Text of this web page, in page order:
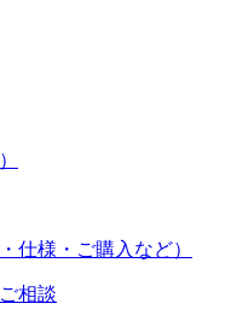
仕様・ご購入など）
相談